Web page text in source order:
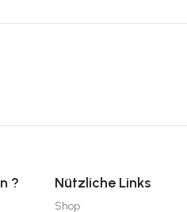
? Nützliche Links
Shop